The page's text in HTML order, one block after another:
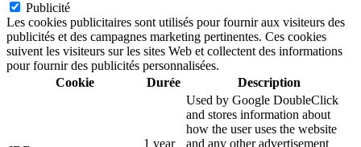
Publicité
Les cookies publicitaires sont utilisés pour fournir aux visiteurs des
publicités et des campagnes marketing pertinentes. Ces cookies
suivent les visiteurs sur les sites Web et collectent des informations
pour fournir des publicités personnalisées.
Cookie
Durée Description
1 year
Used by Google DoubleClick
and stores information about
how the user uses the website
and any other advertisement